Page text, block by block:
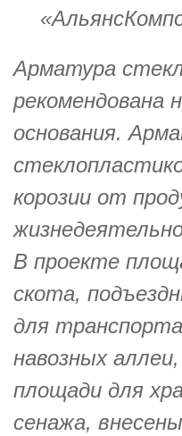
Арматура
рекомендована
основания.
корозии от
В проекте
скота,
для
навозных
площади для
сенажа,